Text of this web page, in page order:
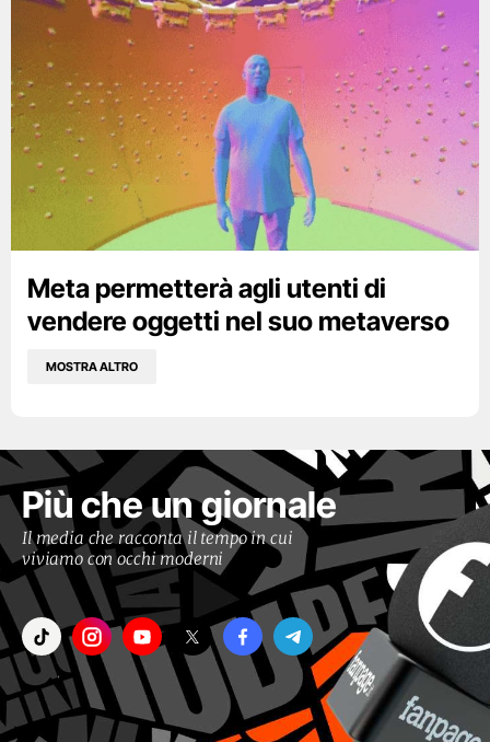
Meta permetterà agli utenti di
vendere oggetti nel suo metaverso
MOSTRA ALTRO
Più che un giornale
Il media che racconta il tempo in cui
viviamo con occhi moderni